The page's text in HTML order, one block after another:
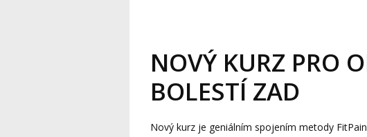
NOVÝ KURZ PRO
BOLESTÍ ZAD
Nový kurz je geniálním spojením metody